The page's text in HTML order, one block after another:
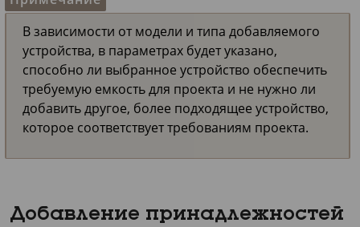
В зависимости от модели и типа добавляемого
устройства, в параметрах будет указано,
способно ли выбранное устройство обеспечить
требуемую емкость для проекта и не нужно ли
добавить другое, более подходящее устройство,
которое соответствует требованиям проекта.
Добавление принадлежностей